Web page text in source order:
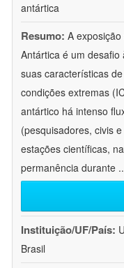
antártica
Resumo: A
Antártica é um
suas características
condições extremas
antártico há intenso
(pesquisadores, civis
estações científicas,
permanência durante
Instituição/UF/País:
Brasil